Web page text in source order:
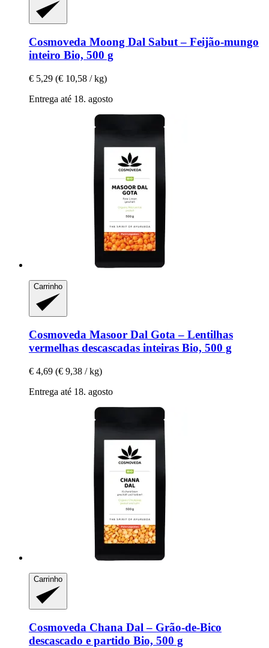
Cosmoveda Moong Dal Sabut – Feijão-​mungo
inteiro Bio, 500 g
€ 5,29 (€ 10,58 / kg)
Entrega até 18. agosto
Carrinho
Cosmoveda Masoor Dal Gota – Lentilhas
vermelhas descascadas inteiras Bio, 500 g
€ 4,69 (€ 9,38 / kg)
Entrega até 18. agosto
Carrinho
Cosmoveda Chana Dal – Grão-​de-​Bico
descascado e partido Bio, 500 g